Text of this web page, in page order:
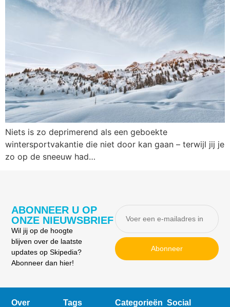
Niets is zo deprimerend als een geboekte
wintersportvakantie die niet door kan gaan – terwijl jij je
zo op de sneeuw had…
ABONNEER U OP
ONZE NIEUWSBRIEF
Wil jij op de hoogte
blijven over de laatste
updates op Skipedia?
Abonneer dan hier!
Abonneer
Over Tags Categorieën Social